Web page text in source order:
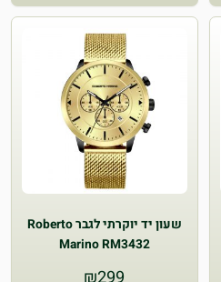
שעון יד יוקרתי לגבר Roberto
Marino RM3432